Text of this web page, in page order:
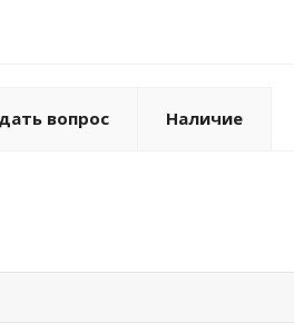
вопрос Наличие